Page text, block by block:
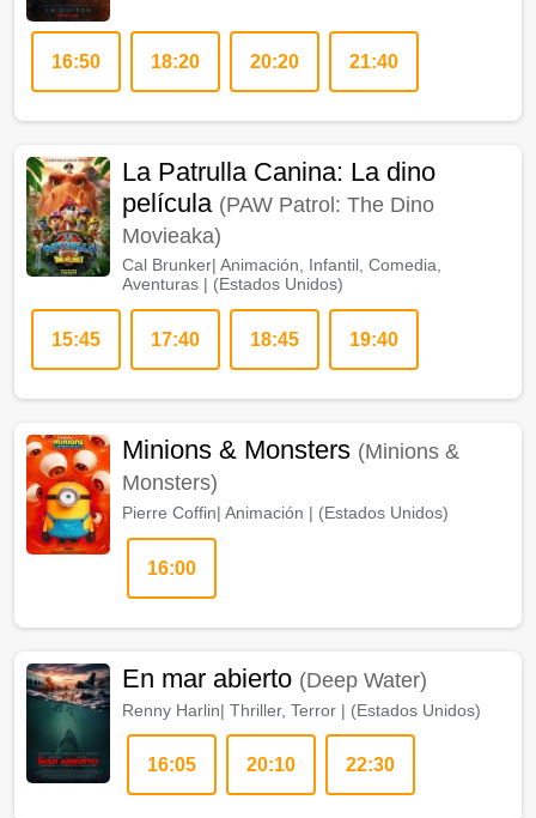
16:50 18:20 20:20 21:40
La Patrulla Canina: La dino
película (PAW Patrol: The Dino
Movieaka)
Cal Brunker|Animación, Infantil, Comedia,
Aventuras | (Estados Unidos)
15:45 17:40 18:45 19:40
Minions & Monsters (Minions &
Monsters)
Pierre Coffin|Animación | (Estados Unidos)
16:00
En mar abierto (Deep Water)
Renny Harlin|Thriller, Terror | (Estados Unidos)
16:05 20:10 22:30